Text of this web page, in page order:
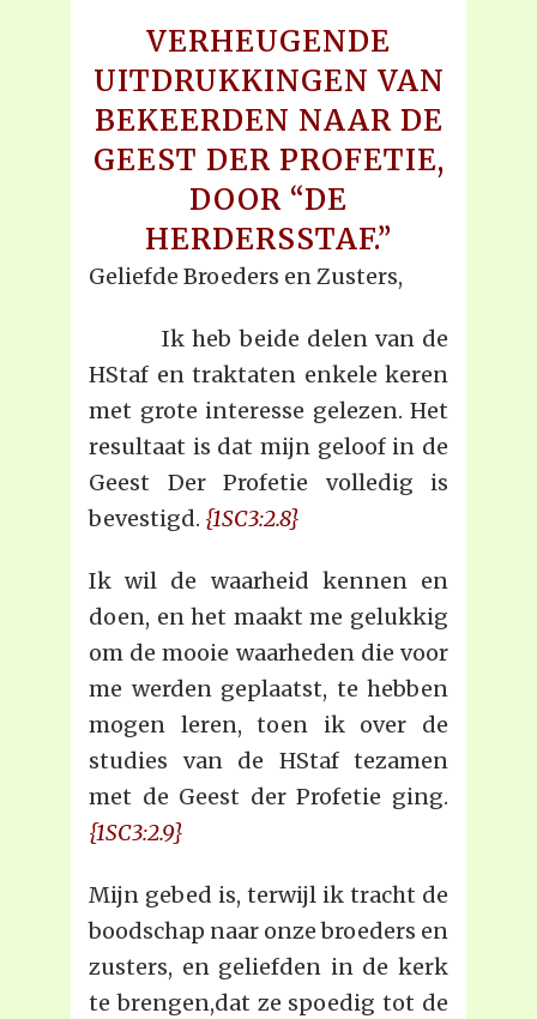
VERHEUGENDE
UITDRUKKINGEN VAN
BEKEERDEN NAAR DE
GEEST DER PROFETIE,
DOOR “DE
HERDERSSTAF.”
Geliefde Broeders en Zusters,
Ik heb beide delen van de
HStaf en traktaten enkele keren
met grote interesse gelezen. Het
resultaat is dat mijn geloof in de
Geest Der Profetie volledig is
bevestigd. {1SC3:2.8}
Ik wil de waarheid kennen en
doen, en het maakt me gelukkig
om de mooie waarheden die voor
me werden geplaatst, te hebben
mogen leren, toen ik over de
studies van de HStaf tezamen
met de Geest der Profetie ging.
{1SC3:2.9}
Mijn gebed is, terwijl ik tracht de
boodschap naar onze broeders en
zusters, en geliefden in de kerk
te brengen,dat ze spoedig tot de